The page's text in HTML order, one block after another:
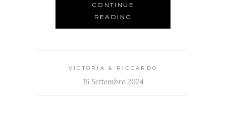
CONTINUE
READING
VICTORIA & RICCARDO
16 Settembre 2024